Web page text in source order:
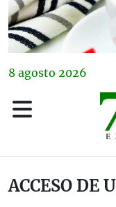
8 agosto 2026
ACCESO DE